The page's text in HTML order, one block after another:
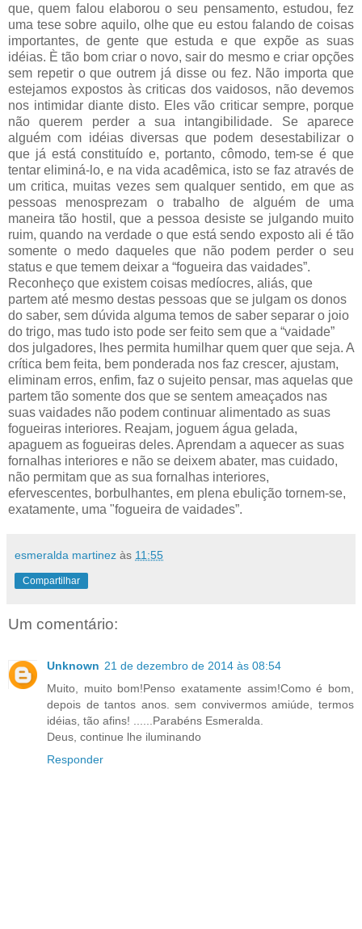
que, quem falou elaborou o seu pensamento, estudou, fez
uma tese sobre aquilo, olhe que eu estou falando de coisas
importantes, de gente que estuda e que expõe as suas
idéias. È tão bom criar o novo, sair do mesmo e criar opções
sem repetir o que outrem já disse ou fez. Não importa que
estejamos expostos às criticas dos vaidosos, não devemos
nos intimidar diante disto. Eles vão criticar sempre, porque
não querem perder a sua intangibilidade. Se aparece
alguém com idéias diversas que podem desestabilizar o
que já está constituído e, portanto, cômodo, tem-se é que
tentar eliminá-lo, e na vida acadêmica, isto se faz através de
um critica, muitas vezes sem qualquer sentido, em que as
pessoas menosprezam o trabalho de alguém de uma
maneira tão hostil, que a pessoa desiste se julgando muito
ruim, quando na verdade o que está sendo exposto ali é tão
somente o medo daqueles que não podem perder o seu
status e que temem deixar a “fogueira das vaidades”.
Reconheço que existem coisas medíocres, aliás, que
partem até mesmo destas pessoas que se julgam os donos
do saber, sem dúvida alguma temos de saber separar o joio
do trigo, mas tudo isto pode ser feito sem que a “vaidade”
dos julgadores, lhes permita humilhar quem quer que seja. A
crítica bem feita, bem ponderada nos faz crescer, ajustam,
eliminam erros, enfim, faz o sujeito pensar, mas aquelas que
partem tão somente dos que se sentem ameaçados nas
suas vaidades não podem continuar alimentado as suas
fogueiras interiores. Reajam, joguem água gelada,
apaguem as fogueiras deles. Aprendam a aquecer as suas
fornalhas interiores e não se deixem abater, mas cuidado,
não permitam que as sua fornalhas interiores,
efervescentes, borbulhantes, em plena ebulição tornem-se,
exatamente, uma "fogueira de vaidades”.
esmeralda martinez às 11:55
Compartilhar
Um comentário:
Unknown 21 de dezembro de 2014 às 08:54
Muito, muito bom!Penso exatamente assim!Como é bom,
depois de tantos anos. sem convivermos amiúde, termos
idéias, tão afins! ......Parabéns Esmeralda.
Deus, continue lhe iluminando
Responder